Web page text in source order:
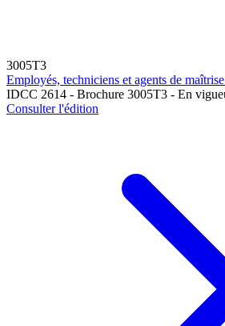
3005T3
Employés, techniciens et agents de
IDCC 2614 - Brochure 3005T3 - En
Consulter l'édition